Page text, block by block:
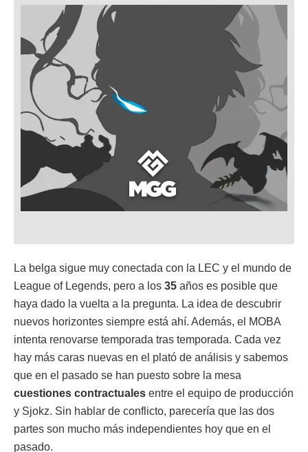
La belga sigue muy conectada con la LEC y el mundo de
League of Legends, pero a los 35 años es posible que
haya dado la vuelta a la pregunta. La idea de descubrir
nuevos horizontes siempre está ahí. Además, el MOBA
intenta renovarse temporada tras temporada. Cada vez
hay más caras nuevas en el plató de análisis y sabemos
que en el pasado se han puesto sobre la mesa
cuestiones contractuales entre el equipo de producción
y Sjokz. Sin hablar de conflicto, parecería que las dos
partes son mucho más independientes hoy que en el
pasado.